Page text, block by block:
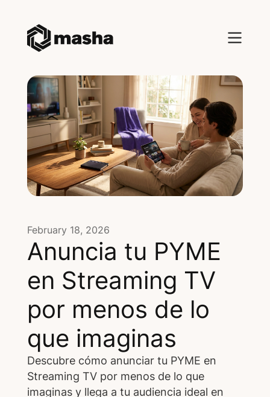
February 18, 2026
Anuncia tu PYME
en Streaming TV
por menos de lo
que imaginas
Descubre cómo anunciar tu PYME en
Streaming TV por menos de lo que
imaginas y llega a tu audiencia ideal en